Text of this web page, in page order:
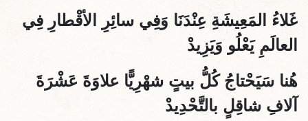
غَلاءُ المَعِيشَةِ عِنْدَنَا وَفِي سائِرِ الأقْطارِ فِي
العالَمِ يَعْلُو وَيَزِيدْ
هُنا سَيَحْتاجُ كُلُّ بيتٍ شهْرِيًّا علاوَةَ عَشْرَةَ
آلافِ شاقِلٍ بالتَّحْدِيدْ